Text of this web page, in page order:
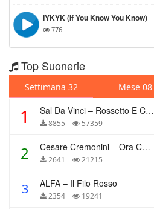
IYKYK (If You Know You Know)
776
Top Suonerie
Settimana 32 Mese 08
1 Sal Da Vinci – Rossetto E Caffè
8855 57359
2 Cesare Cremonini – Ora Che Non Ho Più Te
2641 21215
3 ALFA – Il Filo Rosso
2354 19241